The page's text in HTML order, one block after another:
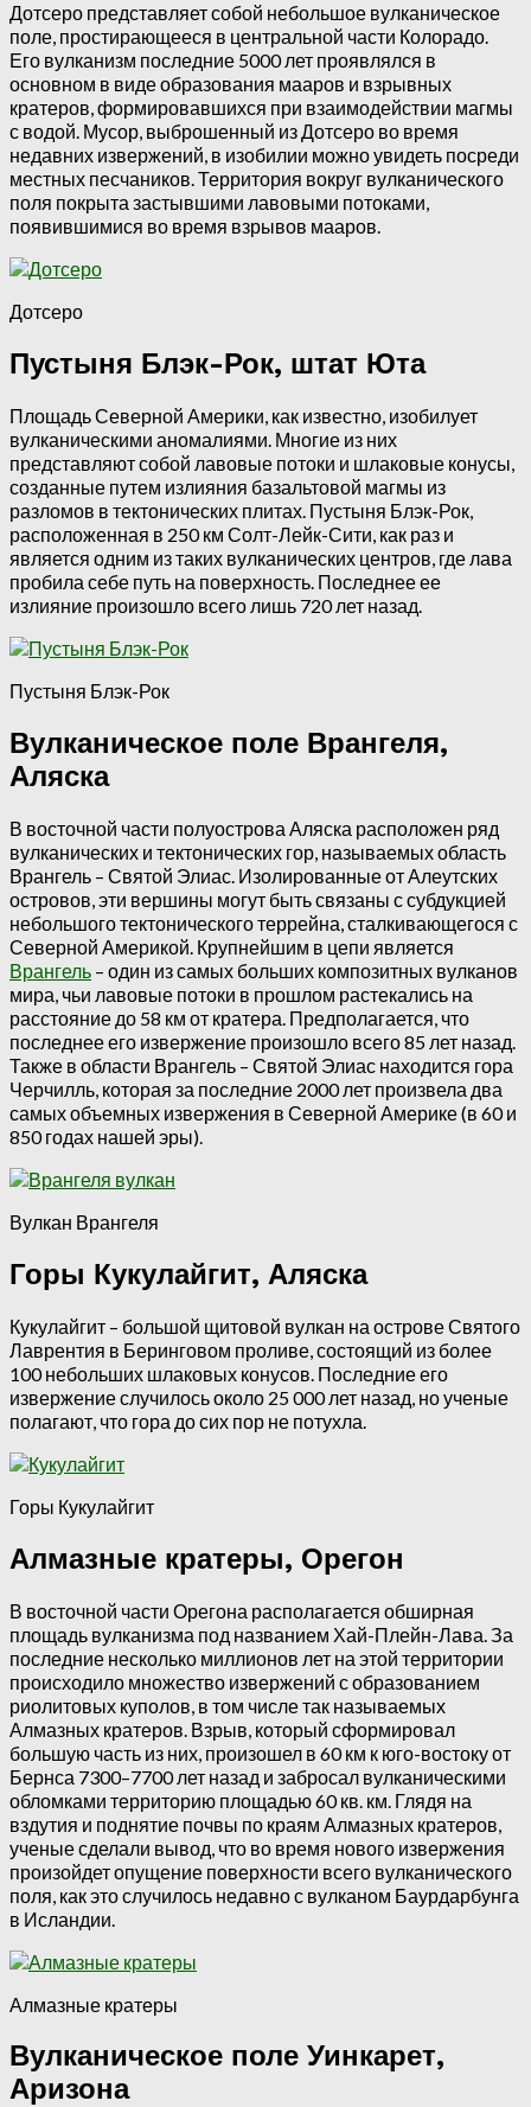
Дотсеро представляет собой небольшое вулканическое
поле, простирающееся в центральной части Колорадо.
Его вулканизм последние 5000 лет проявлялся в
основном в виде образования мааров и взрывных
кратеров, формировавшихся при взаимодействии магмы
с водой. Мусор, выброшенный из Дотсеро во время
недавних извержений, в изобилии можно увидеть посреди
местных песчаников. Территория вокруг вулканического
поля покрыта застывшими лавовыми потоками,
появившимися во время взрывов мааров.
Дотсеро
Пустыня Блэк-Рок, штат Юта
Площадь Северной Америки, как известно, изобилует
вулканическими аномалиями. Многие из них
представляют собой лавовые потоки и шлаковые конусы,
созданные путем излияния базальтовой магмы из
разломов в тектонических плитах. Пустыня Блэк-Рок,
расположенная в 250 км Солт-Лейк-Сити, как раз и
является одним из таких вулканических центров, где лава
пробила себе путь на поверхность. Последнее ее
излияние произошло всего лишь 720 лет назад.
Пустыня Блэк-Рок
Вулканическое поле Врангеля,
Аляска
В восточной части полуострова Аляска расположен ряд
вулканических и тектонических гор, называемых область
Врангель – Святой Элиас. Изолированные от Алеутских
островов, эти вершины могут быть связаны с субдукцией
небольшого тектонического террейна, сталкивающегося с
Северной Америкой. Крупнейшим в цепи является
Врангель – один из самых больших композитных вулканов
мира, чьи лавовые потоки в прошлом растекались на
расстояние до 58 км от кратера. Предполагается, что
последнее его извержение произошло всего 85 лет назад.
Также в области Врангель – Святой Элиас находится гора
Черчилль, которая за последние 2000 лет произвела два
самых объемных извержения в Северной Америке (в 60 и
850 годах нашей эры).
Вулкан Врангеля
Горы Кукулайгит, Аляска
Кукулайгит – большой щитовой вулкан на острове Святого
Лаврентия в Беринговом проливе, состоящий из более
100 небольших шлаковых конусов. Последние его
извержение случилось около 25 000 лет назад, но ученые
полагают, что гора до сих пор не потухла.
Горы Кукулайгит
Алмазные кратеры, Орегон
В восточной части Орегона располагается обширная
площадь вулканизма под названием Хай-Плейн-Лава. За
последние несколько миллионов лет на этой территории
происходило множество извержений с образованием
риолитовых куполов, в том числе так называемых
Алмазных кратеров. Взрыв, который сформировал
большую часть из них, произошел в 60 км к юго-востоку от
Бернса 7300–7700 лет назад и забросал вулканическими
обломками территорию площадью 60 кв. км. Глядя на
вздутия и поднятие почвы по краям Алмазных кратеров,
ученые сделали вывод, что во время нового извержения
произойдет опущение поверхности всего вулканического
поля, как это случилось недавно с вулканом Баурдарбунга
в Исландии.
Алмазные кратеры
Вулканическое поле Уинкарет,
Аризона